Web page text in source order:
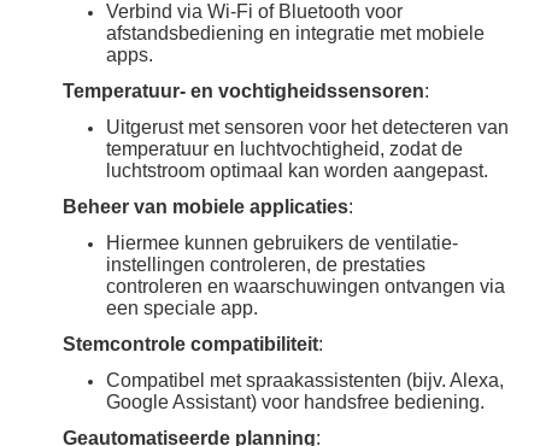
Verbind via Wi-Fi of Bluetooth voor
afstandsbediening en integratie met mobiele
apps.
Temperatuur- en vochtigheidssensoren:
Uitgerust met sensoren voor het detecteren van
temperatuur en luchtvochtigheid, zodat de
luchtstroom optimaal kan worden aangepast.
Beheer van mobiele applicaties:
Hiermee kunnen gebruikers de ventilatie-
instellingen controleren, de prestaties
controleren en waarschuwingen ontvangen via
een speciale app.
Stemcontrole compatibiliteit:
Compatibel met spraakassistenten (bijv. Alexa,
Google Assistant) voor handsfree bediening.
Geautomatiseerde planning: